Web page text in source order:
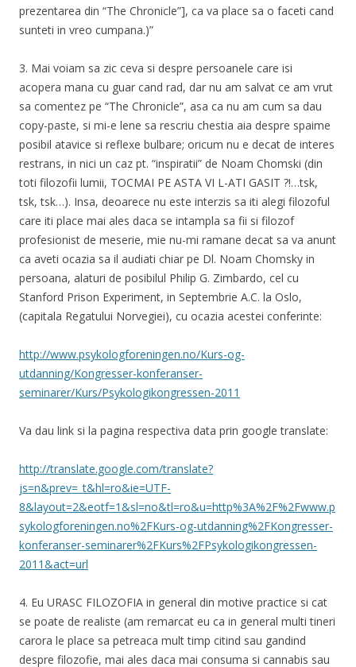
prezentarea din “The Chronicle”], ca va place sa o faceti cand
sunteti in vreo cumpana.)”
3. Mai voiam sa zic ceva si despre persoanele care isi
acopera mana cu guar cand rad, dar nu am salvat ce am vrut
sa comentez pe “The Chronicle”, asa ca nu am cum sa dau
copy-paste, si mi-e lene sa rescriu chestia aia despre spaime
posibil atavice si reflexe bulbare; oricum nu e decat de interes
restrans, in nici un caz pt. “inspiratii” de Noam Chomski (din
toti filozofii lumii, TOCMAI PE ASTA VI L-ATI GASIT ?!…tsk,
tsk, tsk…). Insa, deoarece nu este interzis sa iti alegi filozoful
care iti place mai ales daca se intampla sa fii si filozof
profesionist de meserie, mie nu-mi ramane decat sa va anunt
ca aveti ocazia sa il audiati chiar pe Dl. Noam Chomsky in
persoana, alaturi de posibilul Philip G. Zimbardo, cel cu
Stanford Prison Experiment, in Septembrie A.C. la Oslo,
(capitala Regatului Norvegiei), cu ocazia acestei conferinte:
http://www.psykologforeningen.no/Kurs-og-
utdanning/Kongresser-konferanser-
seminarer/Kurs/Psykologikongressen-2011
Va dau link si la pagina respectiva data prin google translate:
http://translate.google.com/translate?
js=n&prev=_t&hl=ro&ie=UTF-
8&layout=2&eotf=1&sl=no&tl=ro&u=http%3A%2F%2Fwww.p
sykologforeningen.no%2FKurs-og-utdanning%2FKongresser-
konferanser-seminarer%2FKurs%2FPsykologikongressen-
2011&act=url
4. Eu URASC FILOZOFIA in general din motive practice si cat
se poate de realiste (am remarcat eu ca in general multi tineri
carora le place sa petreaca mult timp citind sau gandind
despre filozofie, mai ales daca mai consuma si cannabis sau